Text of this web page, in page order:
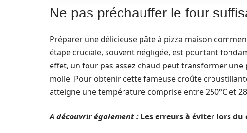
Ne pas préchauffer le four
Préparer une délicieuse pâte à pizza maison
étape cruciale, souvent négligée, est pourtant
effet, un four pas assez chaud peut transformer
molle. Pour obtenir cette fameuse croûte
atteigne une température comprise entre 250°C et
A découvrir également : Les erreurs à éviter lors du